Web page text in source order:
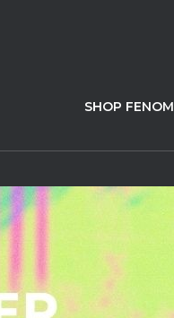
SHOP FENOM